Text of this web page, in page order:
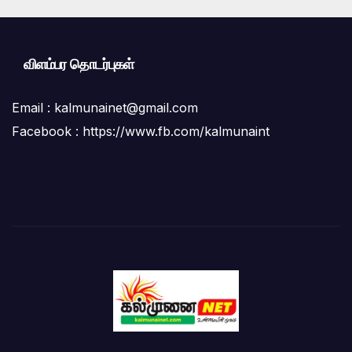
விளம்பர தொடர்புகள்
Email : kalmunainet@gmail.com
Facebook : https://www.fb.com/kalmunaint